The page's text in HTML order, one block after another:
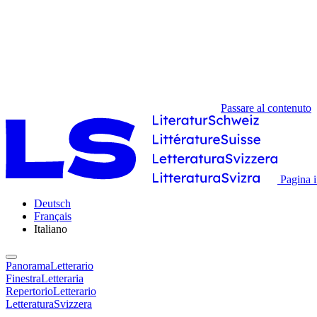
Passare al contenuto
Pagina
Deutsch
Français
Italiano
PanoramaLetterario
FinestraLetteraria
RepertorioLetterario
LetteraturaSvizzera